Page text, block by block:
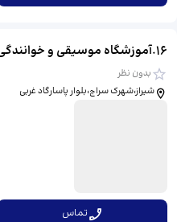
16
.آموزشگاه موسیقی و خوانندگی
بدون نظر
شیراز،شهرک سراج،بلوار پاسارگاد غربی
تماس